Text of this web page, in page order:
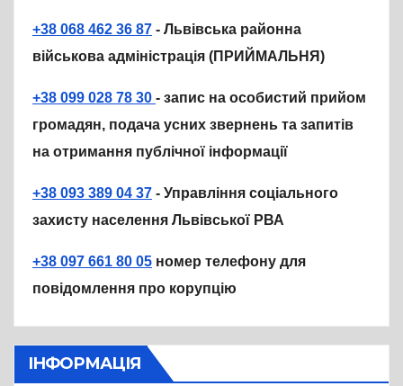
+38 068 462 36 87 - Львівська районна
військова адміністрація (ПРИЙМАЛЬНЯ)
+38 099 028 78 30 - запис на особистий прийом
громадян, подача усних звернень та запитів
на отримання публічної інформації
+38 093 389 04 37 - Управління соціального
захисту населення Львівської РВА
+38 097 661 80 05 номер телефону для
повідомлення про корупцію
ІНФОРМАЦІЯ